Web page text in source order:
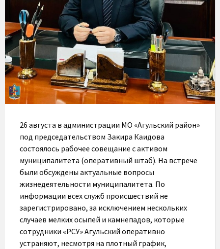
26 августа в администрации МО «Агульский район»
под председательством Закира Каидова
состоялось рабочее совещание с активом
муниципалитета (оперативный штаб). На встрече
были обсуждены актуальные вопросы
жизнедеятельности муниципалитета. По
информации всех служб происшествий не
зарегистрировано, за исключением нескольких
случаев мелких осыпей и камнепадов, которые
сотрудники «РСУ» Агульский оперативно
устраняют, несмотря на плотный график,